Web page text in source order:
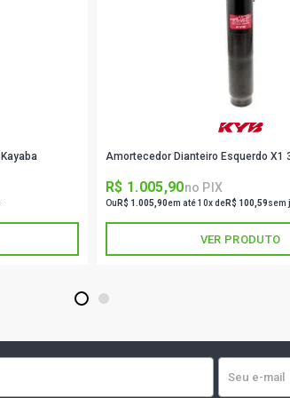
Amortecedor Dianteiro Esquerdo X1
R$ 1.005,90no PIX
Ou R$ 1.005,90em até 10x deR$ 100,59sem
VER PRODUTO
1 2